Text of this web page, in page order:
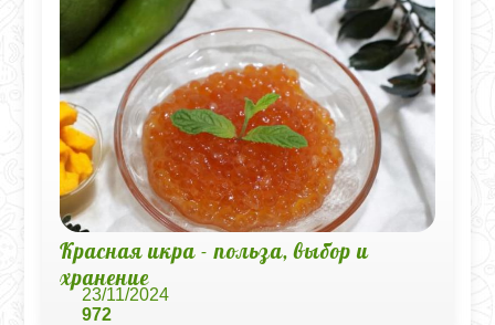
Красная икра - польза, выбор и
хранение
23/11/2024
972